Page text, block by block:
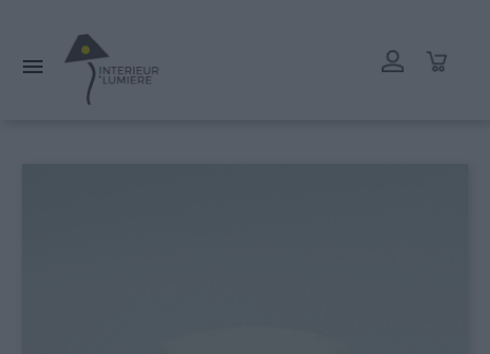
L'atelier reste ouvert tout l'été mais les délais de livraison
